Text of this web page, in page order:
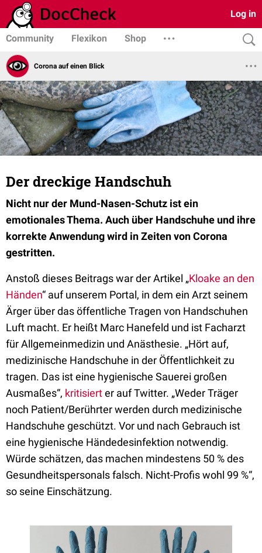
Log in
Community Flexikon Shop
Corona auf einen Blick
Der dreckige Handschuh
Nicht nur der Mund-Nasen-Schutz ist ein
emotionales Thema. Auch über Handschuhe und ihre
korrekte Anwendung wird in Zeiten von Corona
gestritten.
Anstoß dieses Beitrags war der Artikel „Kloake an den
Händen“ auf unserem Portal, in dem ein Arzt seinem
Ärger über das öffentliche Tragen von Handschuhen
Luft macht. Er heißt Marc Hanefeld und ist Facharzt
für Allgemeinmedizin und Anästhesie. „Hört auf,
medizinische Handschuhe in der Öffentlichkeit zu
tragen. Das ist eine hygienische Sauerei großen
Ausmaßes“, kritisierter auf Twitter. „Weder Träger
noch Patient/Berührter werden durch medizinische
Handschuhe geschützt. Vor und nach Gebrauch ist
eine hygienische Händedesinfektion notwendig.
Würde schätzen, das machen mindestens 50 % des
Gesundheitspersonals falsch. Nicht-Profis wohl 99 %“,
so seine Einschätzung.